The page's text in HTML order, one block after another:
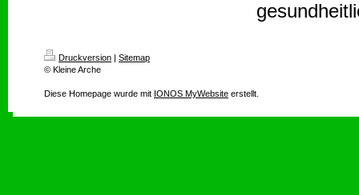
Druckversion | Sitemap
© Kleine Arche
Diese Homepage wurde mit IONOS MyWebsite erstellt.